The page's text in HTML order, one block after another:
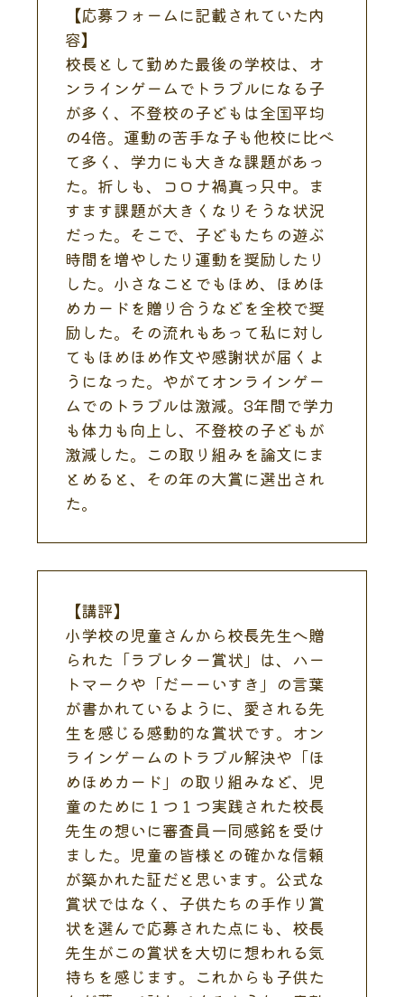
【応募フォームに記載されていた内
容】
校長として勤めた最後の学校は、オ
ンラインゲームでトラブルになる子
が多く、不登校の子どもは全国平均
の4倍。運動の苦手な子も他校に比べ
て多く、学力にも大きな課題があっ
た。折しも、コロナ禍真っ只中。ま
すます課題が大きくなりそうな状況
だった。そこで、子どもたちの遊ぶ
時間を増やしたり運動を奨励したり
した。小さなことでもほめ、ほめほ
めカードを贈り合うなどを全校で奨
励した。その流れもあって私に対し
てもほめほめ作文や感謝状が届くよ
うになった。やがてオンラインゲー
ムでのトラブルは激減。3年間で学力
も体力も向上し、不登校の子どもが
激減した。この取り組みを論文にま
とめると、その年の大賞に選出され
た。
【講評】
小学校の児童さんから校長先生へ贈
られた「ラブレター賞状」は、ハー
トマークや「だーーいすき」の言葉
が書かれているように、愛される先
生を感じる感動的な賞状です。オン
ラインゲームのトラブル解決や「ほ
めほめカード」の取り組みなど、児
童のために１つ１つ実践された校長
先生の想いに審査員一同感銘を受け
ました。児童の皆様との確かな信頼
が築かれた証だと思います。公式な
賞状ではなく、子供たちの手作り賞
状を選んで応募された点にも、校長
先生がこの賞状を大切に想われる気
持ちを感じます。これからも子供た